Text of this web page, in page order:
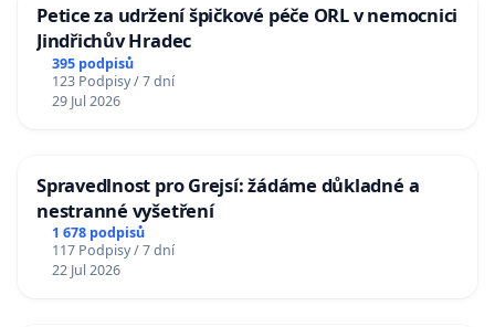
Petice za udržení špičkové péče ORL v nemocnici
Jindřichův Hradec
395 podpisů
123 Podpisy / 7 dní
29 Jul 2026
Spravedlnost pro Grejsí: žádáme důkladné a
nestranné vyšetření
1 678 podpisů
117 Podpisy / 7 dní
22 Jul 2026